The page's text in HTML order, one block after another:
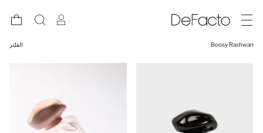
Boosy Rashwan الفلتر